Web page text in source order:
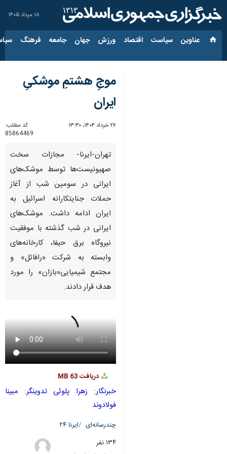
۱۸ مرداد ۱۴۰۵
عناوین‌ سیاست اقتصاد ورزش جهان جامعه فرهنگ
موجِ هشتمِ موشکیِ
ایران
۲۶ خرداد ۱۴۰۴، ۱۳:۳۰
کد مطلب:
85864469
00:00
00:00